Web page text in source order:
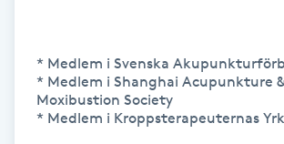
Keratinbehandling
* Medlem i Svenska
* Medlem i Shanghai Acupunkture
Moxibustion Society
* Medlem i Kroppsterapeuternas